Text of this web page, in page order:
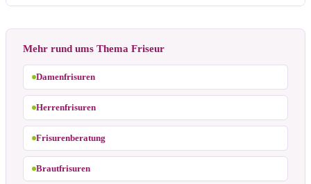
Mehr rund ums Thema Friseur
Damenfrisuren
Herrenfrisuren
Frisurenberatung
Brautfrisuren